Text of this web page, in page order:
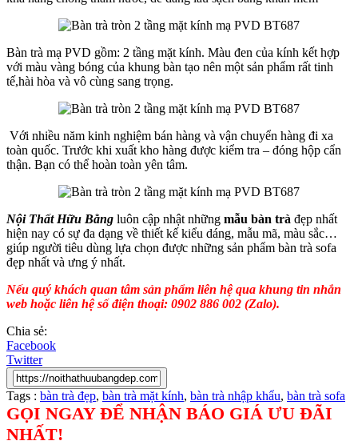
Bàn trà mạ PVD gồm: 2 tầng mặt kính. Màu đen của kính kết hợp
với màu vàng bóng của khung bàn tạo nên một sản phẩm rất tinh
tế,hài hòa và vô cùng sang trọng.
Với nhiều năm kinh nghiệm bán hàng và vận chuyển hàng đi xa
toàn quốc. Trước khi xuất kho hàng được kiểm tra – đóng hộp cẩn
thận. Bạn có thể hoàn toàn yên tâm.
Nội Thất Hữu Bằng luôn cập nhật những mẫu bàn trà đẹp nhất
hiện nay có sự đa dạng về thiết kế kiểu dáng, mẫu mã, màu sắc…
giúp người tiêu dùng lựa chọn được những sản phẩm bàn trà sofa
đẹp nhất và ưng ý nhất.
Nếu quý khách quan tâm sản phẩm liên hệ qua khung tin nhắn
web hoặc liên hệ số điện thoại: 0902 886 002 (Zalo).
Chia sẻ:
Facebook
Twitter
Tags : bàn trà đẹp, bàn trà mặt kính, bàn trà nhập khẩu, bàn trà sofa
GỌI NGAY ĐỂ NHẬN BÁO GIÁ ƯU ĐÃI
NHẤT!